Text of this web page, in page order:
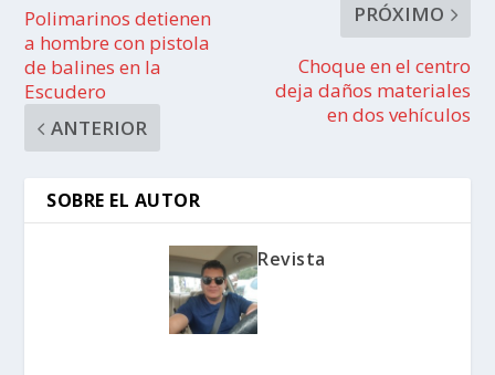
Polimarinos detienen
a hombre con pistola
de balines en la
Escudero
ANTERIOR
PRÓXIMO
Choque en el centro
deja daños materiales
en dos vehículos
SOBRE EL AUTOR
Revista